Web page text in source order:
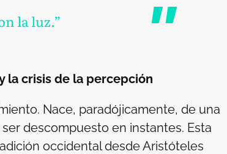
la luz.”
la crisis de la percepción
Nace, paradójicamente, de una
descompuesto en instantes. Esta
occidental desde Aristóteles